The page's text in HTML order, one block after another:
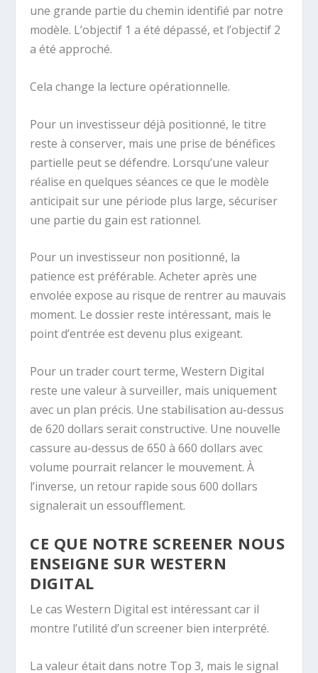
une grande partie du chemin identifié par notre
modèle. L’objectif 1 a été dépassé, et l’objectif 2
a été approché.
Cela change la lecture opérationnelle.
Pour un investisseur déjà positionné, le titre
reste à conserver, mais une prise de bénéfices
partielle peut se défendre. Lorsqu’une valeur
réalise en quelques séances ce que le modèle
anticipait sur une période plus large, sécuriser
une partie du gain est rationnel.
Pour un investisseur non positionné, la
patience est préférable. Acheter après une
envolée expose au risque de rentrer au mauvais
moment. Le dossier reste intéressant, mais le
point d’entrée est devenu plus exigeant.
Pour un trader court terme, Western Digital
reste une valeur à surveiller, mais uniquement
avec un plan précis. Une stabilisation au-dessus
de 620 dollars serait constructive. Une nouvelle
cassure au-dessus de 650 à 660 dollars avec
volume pourrait relancer le mouvement. À
l’inverse, un retour rapide sous 600 dollars
signalerait un essoufflement.
CE QUE NOTRE SCREENER NOUS
ENSEIGNE SUR WESTERN
DIGITAL
Le cas Western Digital est intéressant car il
montre l’utilité d’un screener bien interprété.
La valeur était dans notre Top 3, mais le signal